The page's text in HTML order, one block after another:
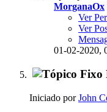
MorganaOx
Ver
Ver
01-02-2020,
Iniciado porJohn